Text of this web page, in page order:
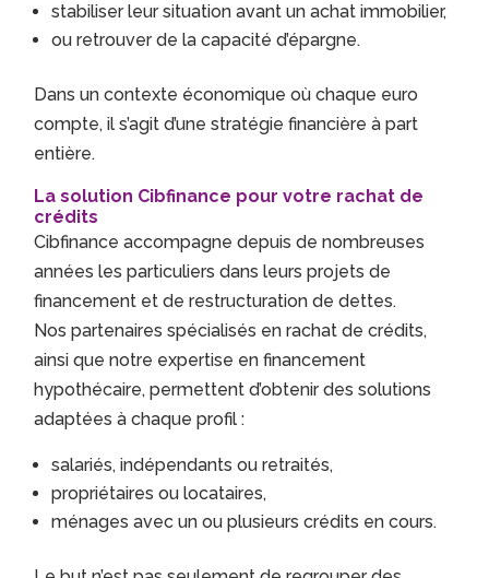
stabiliser leur situation avant un achat immobilier,
ou retrouver de la capacité d’épargne.
Dans un contexte économique où chaque euro
compte, il s’agit d’une stratégie financière à part
entière.
La solution Cibfinance pour votre rachat de
crédits
Cibfinance accompagne depuis de nombreuses
années les particuliers dans leurs projets de
financement et de restructuration de dettes.
Nos partenaires spécialisés en rachat de crédits,
ainsi que notre expertise en financement
hypothécaire, permettent d’obtenir des solutions
adaptées à chaque profil :
salariés, indépendants ou retraités,
propriétaires ou locataires,
ménages avec un ou plusieurs crédits en cours.